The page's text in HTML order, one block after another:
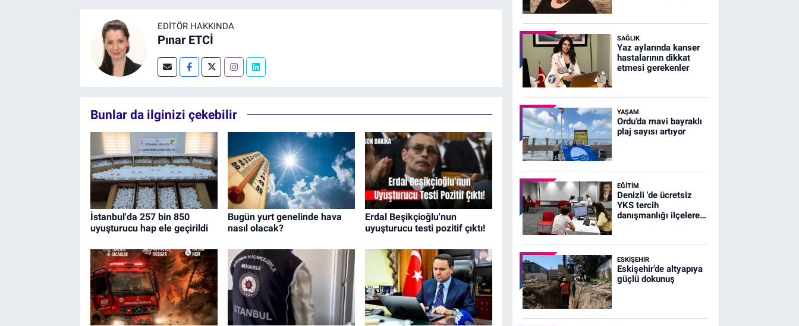
EDITÖR HAKKINDA
Pınar ETCİ
Bunlar da ilginizi çekebilir
İstanbul'da 257 bin 850
uyuşturucu hap ele geçirildi
Bugün yurt genelinde hava
nasıl olacak?
Erdal Beşikçioğlu'nun
uyuşturucu testi pozitif çıktı!
SAĞLIK
Yaz aylarında kanser
hastalarının dikkat
etmesi gerekenler
YAŞAM
Ordu’da mavi bayraklı
plaj sayısı artıyor
EĞİTİM
Denizli 'de ücretsiz
YKS tercih
danışmanlığı ilçelere
ESKIŞEHIR
Eskişehir’de altyapıya
güçlü dokunuş